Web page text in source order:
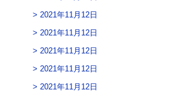
2021年11月12日
2021年11月12日
2021年11月12日
2021年11月12日
2021年11月12日